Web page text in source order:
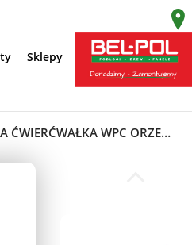
Sklepy
ZAŚLEPKA ĆWIERĆWAŁKA WPC ORZECH 10SZT BDZC03